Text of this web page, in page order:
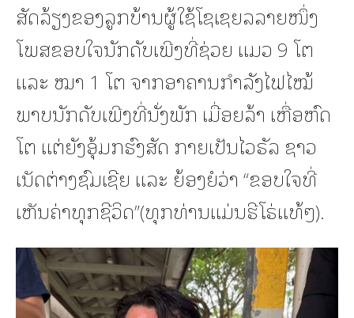
ສັດລ້ຽງຂອງລູກບ້ານຜູ້ໃຊ້ໂຊເຊຍລລາຍໜຶ່ງ
ໂພສຂອບໃຈນັກດັບເພີງທີ່ຊ່ວຍ ແມວ 9 ໂຕ
ແລະ ໝາ 1 ໂຕ ຈາກອາຄານກຳລັງໄຟໄໝ້
ພາບນັກດັບເພີງທີ່ນັ່ງພັກ ເມື່ອຍລ້າ ເຫື່ອຫົດ
ໂຕ ແຕ່ຍັງອຸ້ມກຮົງສັດ ກາຍເປັນໄວຣັລ ຊາວ
ເນັດຕ່າງຊົມເຊີຍ ແລະ ຍ້ອງຍໍວ່າ “ຂອບໃຈທີ່
ເຫັນຄ່າທຸກຊີວິດ”(ທຸກທ່ານແມ່ນຮີໂຣ່ແທ້ໆ).